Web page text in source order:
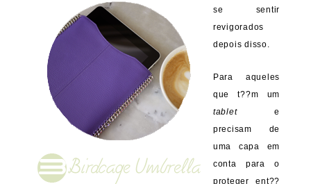
se sentir
revigorados
depois disso.
Para aqueles
que t??m um
tablete
precisam de
uma capa em
conta para o
proteger ent??